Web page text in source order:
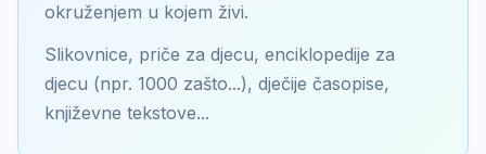
okruženjem u kojem živi.
Slikovnice, priče za djecu, enciklopedije za
djecu (npr. 1000 zašto...), dječije časopise,
književne tekstove...